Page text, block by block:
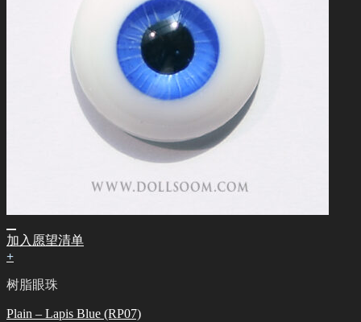
加入愿望清单
+
树脂眼珠
Plain – Lapis Blue (RP07)